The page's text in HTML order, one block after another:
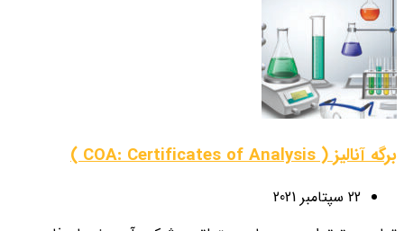
برگه آنالیز ( COA: Certificates of Analysis )
22 سپتامبر 2021